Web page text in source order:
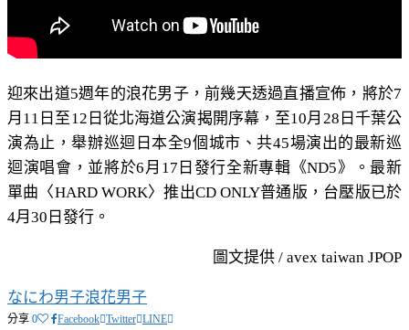
迎來出道5週年的浪花男子，前幾天透過直播宣佈，將於7
月11日至12日從北海道公演揭開序幕，至10月28日千葉公
演為止，舉辦巡迴日本全9個城市、共45場演出的最新巡
迴演唱會，並將於6月17日發行全新專輯《ND5》。最新
單曲〈HARD WORK〉推出CD ONLY普通版，台壓版已於
4月30日發行。
圖文提供 / avex taiwan JPOP
なにわ男子浪花男子
分享 0 Facebook Twitter LINE